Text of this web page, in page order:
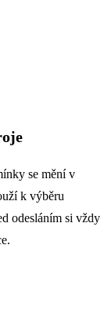
se mění v
k výběru
odesláním si vždy